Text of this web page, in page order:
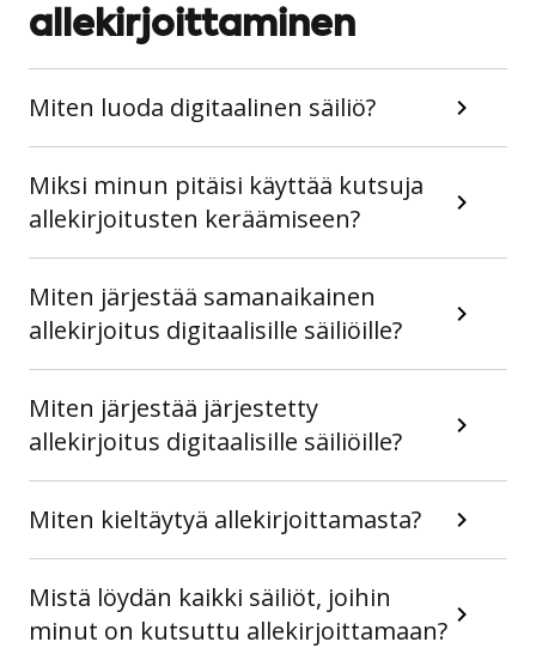
allekirjoittaminen
Miten luoda digitaalinen säiliö?
Miksi minun pitäisi käyttää kutsuja
allekirjoitusten keräämiseen?
Miten järjestää samanaikainen
allekirjoitus digitaalisille säiliöille?
Miten järjestää järjestetty
allekirjoitus digitaalisille säiliöille?
Miten kieltäytyä allekirjoittamasta?
Mistä löydän kaikki säiliöt, joihin
minut on kutsuttu allekirjoittamaan?